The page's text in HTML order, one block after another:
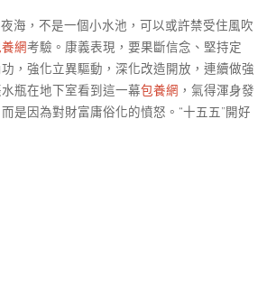
海，不是一個小水池，可以或許禁受住風吹
網考驗。康義表現，要果斷信念、堅持定
，強化立異驅動，深化改造開放，連續做強
瓶在地下室看到這一幕包養網 ，氣得渾身發
是因為對財富庸俗化的憤怒。“十五五”開好